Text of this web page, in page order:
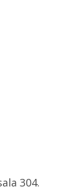
304.